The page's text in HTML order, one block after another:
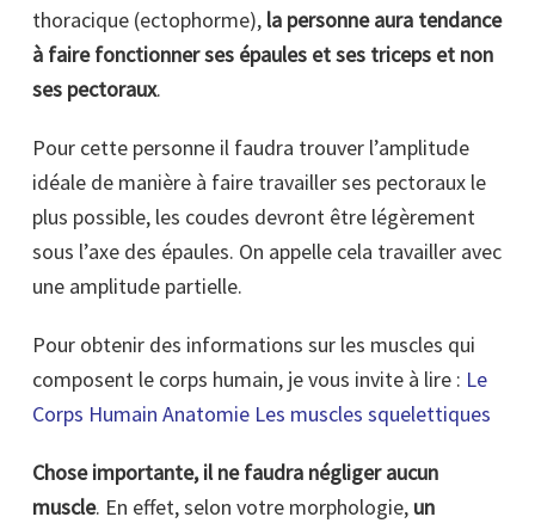
thoracique (ectophorme), la personne aura tendance
à faire fonctionner ses épaules et ses triceps et non
ses pectoraux.
Pour cette personne il faudra trouver l’amplitude
idéale de manière à faire travailler ses pectoraux le
plus possible, les coudes devront être légèrement
sous l’axe des épaules. On appelle cela travailler avec
une amplitude partielle.
Pour obtenir des informations sur les muscles qui
composent le corps humain, je vous invite à lire : Le
Corps Humain Anatomie Les muscles squelettiques
Chose importante, il ne faudra négliger aucun
muscle. En effet, selon votre morphologie, un